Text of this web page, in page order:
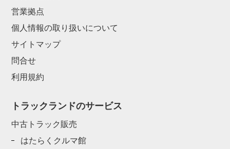
営業拠点
個人情報の取り扱いについて
サイトマップ
問合せ
利用規約
トラックランドのサービス
中古トラック販売
はたらくクルマ館